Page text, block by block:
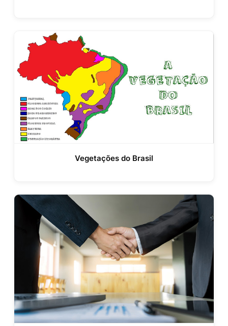
Vegetações do Brasil